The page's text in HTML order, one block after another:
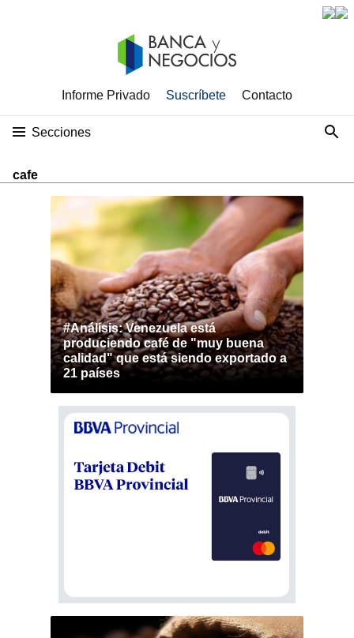
Informe Privado Suscríbete Contacto
Secciones
cafe
#Análisis: Venezuela está
produciendo café de "muy buena
calidad" que está siendo exportado a
21 países